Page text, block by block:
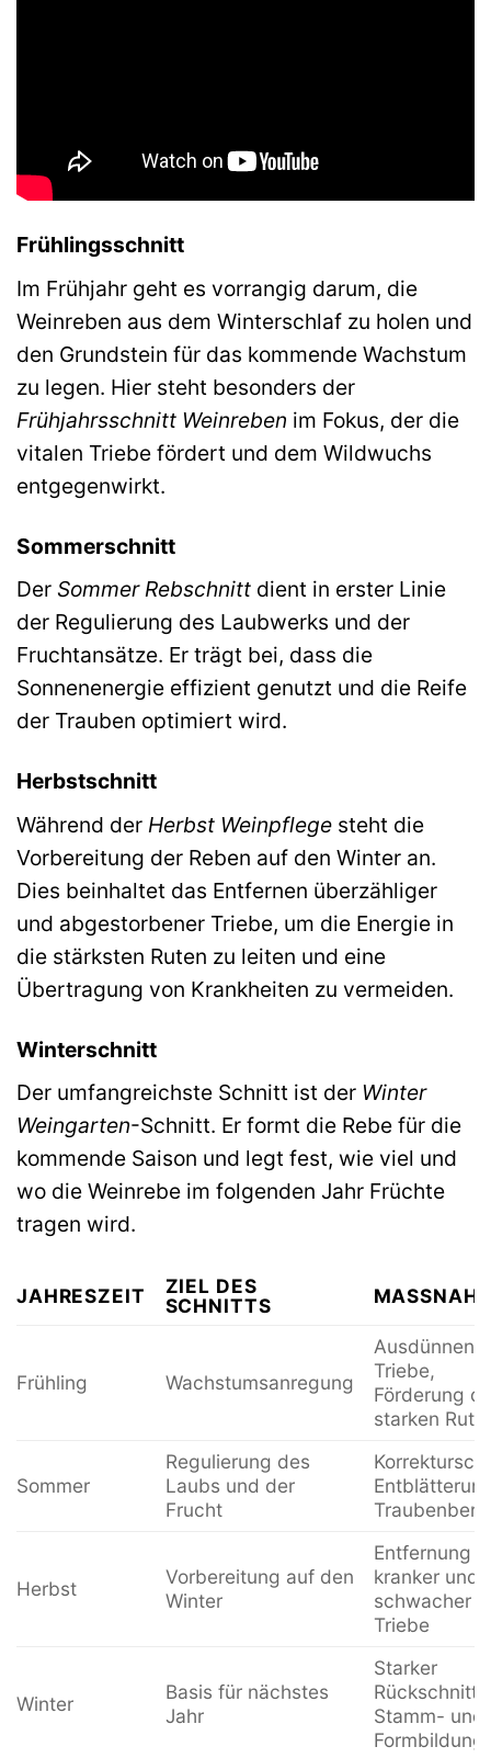
Frühlingsschnitt
Im Frühjahr geht es vorrangig darum, die
Weinreben aus dem Winterschlaf zu holen und
den Grundstein für das kommende Wachstum
zu legen. Hier steht besonders der
Frühjahrsschnitt Weinreben im Fokus, der die
vitalen Triebe fördert und dem Wildwuchs
entgegenwirkt.
Sommerschnitt
Der Sommer Rebschnitt dient in erster Linie
der Regulierung des Laubwerks und der
Fruchtansätze. Er trägt bei, dass die
Sonnenenergie effizient genutzt und die Reife
der Trauben optimiert wird.
Herbstschnitt
Während der Herbst Weinpflege steht die
Vorbereitung der Reben auf den Winter an.
Dies beinhaltet das Entfernen überzähliger
und abgestorbener Triebe, um die Energie in
die stärksten Ruten zu leiten und eine
Übertragung von Krankheiten zu vermeiden.
Winterschnitt
Der umfangreichste Schnitt ist der Winter
Weingarten-Schnitt. Er formt die Rebe für die
kommende Saison und legt fest, wie viel und
wo die Weinrebe im folgenden Jahr Früchte
tragen wird.
JAHRESZEIT
ZIEL DES
SCHNITTS
Frühling Wachstumsanregung
Ausdünnen
Triebe,
Förderung
starken
Sommer
Regulierung des
Laubs und der
Frucht
Herbst
Vorbereitung auf den
Winter
Entfernung
kranker und
schwacher
Triebe
Winter
Basis für nächstes
Jahr
Starker
Rückschnitt,
Stamm- und
Formbildung